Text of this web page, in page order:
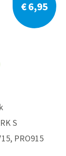
€ 6,95
S
PRO915